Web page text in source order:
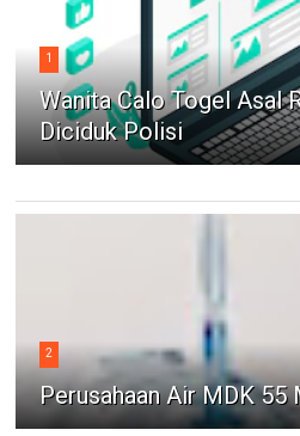
1
Wanita Calo Togel Asal
Diciduk Polisi
2
Perusahaan Air MDK